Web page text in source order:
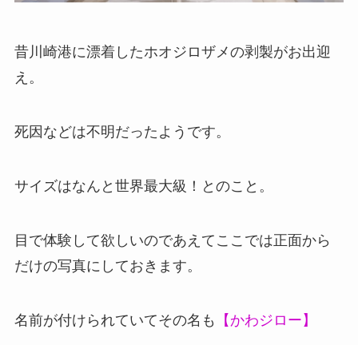
昔川崎港に漂着したホオジロザメの剥製がお出迎
え。
死因などは不明だったようです。
サイズはなんと世界最大級！とのこと。
目で体験して欲しいのであえてここでは正面から
だけの写真にしておきます。
名前が付けられていてその名も 【かわジロー】